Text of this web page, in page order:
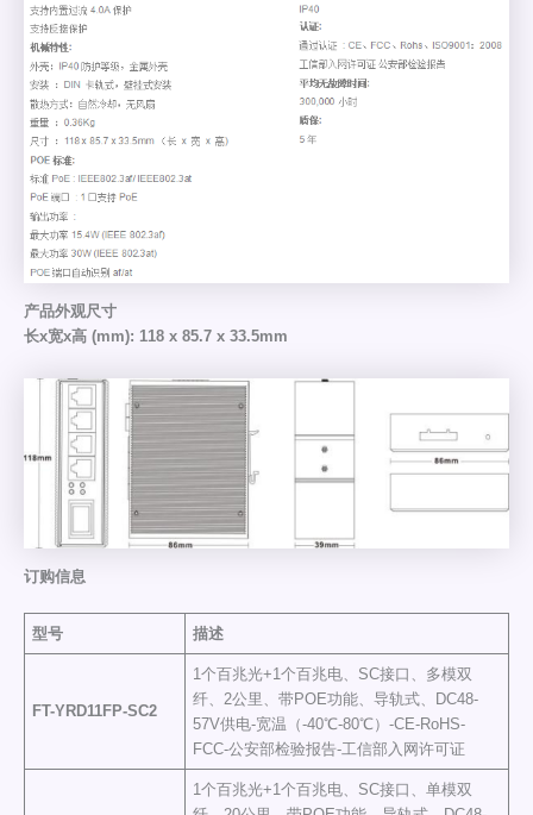
产品外观尺寸
长x宽x高 (mm): 118 x 85.7 x 33.5mm
订购信息
型号 描述
FT-YRD11FP-SC2
1个百兆光+1个百兆电、SC接口、多模双
纤、2公里、带POE功能、导轨式、DC48-
57V供电-宽温（-40℃-80℃）-CE-RoHS-
FCC-公安部检验报告-工信部入网许可证
1个百兆光+1个百兆电、SC接口、单模双